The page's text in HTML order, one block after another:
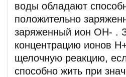
воды обладают
положительно
заряженный ион OH- .
концентрацию ионов
щелочную реакцию,
способно жить при